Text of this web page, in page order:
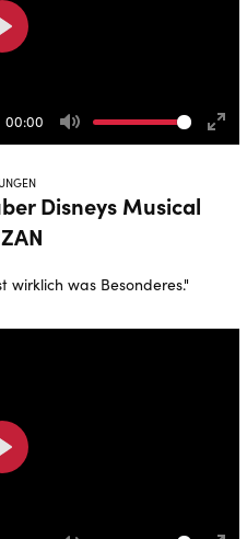
00:00
Mute
Play
Disneys Musical
wirklich was Besonderes."
Play